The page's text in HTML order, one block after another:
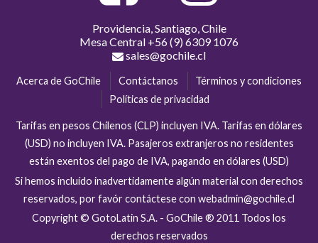
Providencia, Santiago, Chile
Mesa Central +56 (9) 6309 1076
sales@gochile.cl
Acerca de GoChile Contáctanos
Términos y condiciones
Políticas de privacidad
Tarifas en pesos Chilenos (CLP) incluyen IVA. Tarifas en dólares
(USD) no incluyen IVA. Pasajeros extranjeros no residentes
están exentos del pago de IVA, pagando en dólares (USD)
Si hemos incluído inadvertidamente algún material con derechos
reservados, por favór contáctese con webadmin@gochile.cl
Copyright © GotoLatin S.A. - GoChile ® 2011 Todos los
derechos reservados